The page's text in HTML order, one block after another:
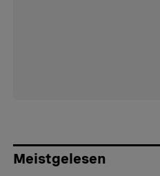
Meistgelesen